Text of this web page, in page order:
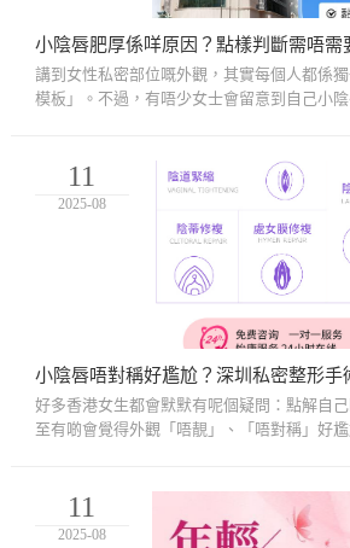
小陰唇肥厚係咩原因？點樣判斷需唔需
講到女性私密部位嘅外觀，其實每個人都係
模板」。不過，有唔少女士會留意到自己小
11
2025-08
小陰唇唔對稱好尷尬？深圳私密整形手
好多香港女生都會默默有呢個疑問：點解自
至有啲會覺得外觀「唔靚」、「唔對稱」好
11
2025-08